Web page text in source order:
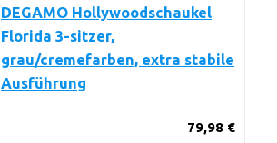
DEGAMO Hollywoodschaukel
Florida 3-sitzer,
grau/cremefarben, extra stabile
Ausführung
79,98 €